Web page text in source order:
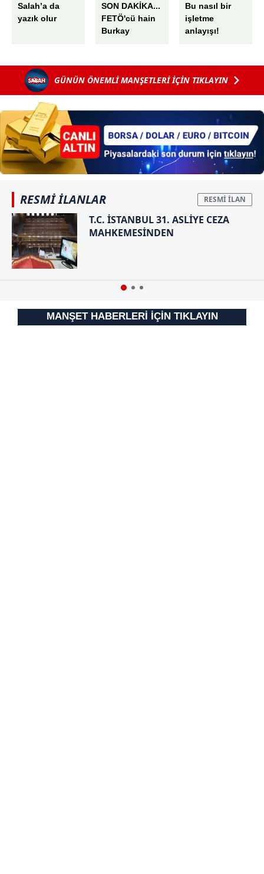
Salah’a da
yazık olur
SON DAKİKA...
FETÖ'cü hain
Burkay
Alanur
Karatepe
yardım ettiği
tespit
edilmişti!
Bu nasıl bir
işletme
anlayışı!
GÜNÜN ÖNEMLİ MANŞETLERİ İÇİN TIKLAYIN
RESMİ İLANLAR
T.C. İSTANBUL 31. ASLİYE CEZA
MAHKEMESİNDEN
MANŞET HABERLERİ İÇİN TIKLAYIN